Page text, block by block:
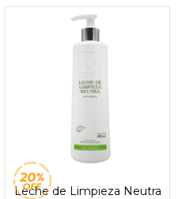
Leche de Limpieza Neutra